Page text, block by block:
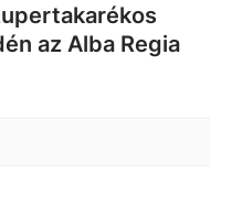
az Alba Regia